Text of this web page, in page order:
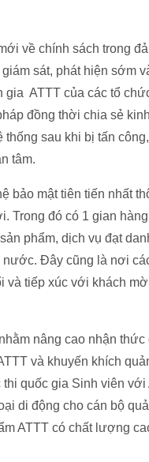
về chính sách trong
sát, phát hiện sớm
gia ATTT của các tổ
đồng thời chia sẻ
sau khi bị tấn
tâm.
bảo mật tiên tiến nhất
Trong đó có 1 gian
phẩm, dịch vụ đạt
nước. Đây cũng là nơi
và tiếp xúc với khách
nâng cao nhận thức
và khuyến khích
quốc gia Sinh viên với
di động cho cán bộ
ATTT có chất lượng